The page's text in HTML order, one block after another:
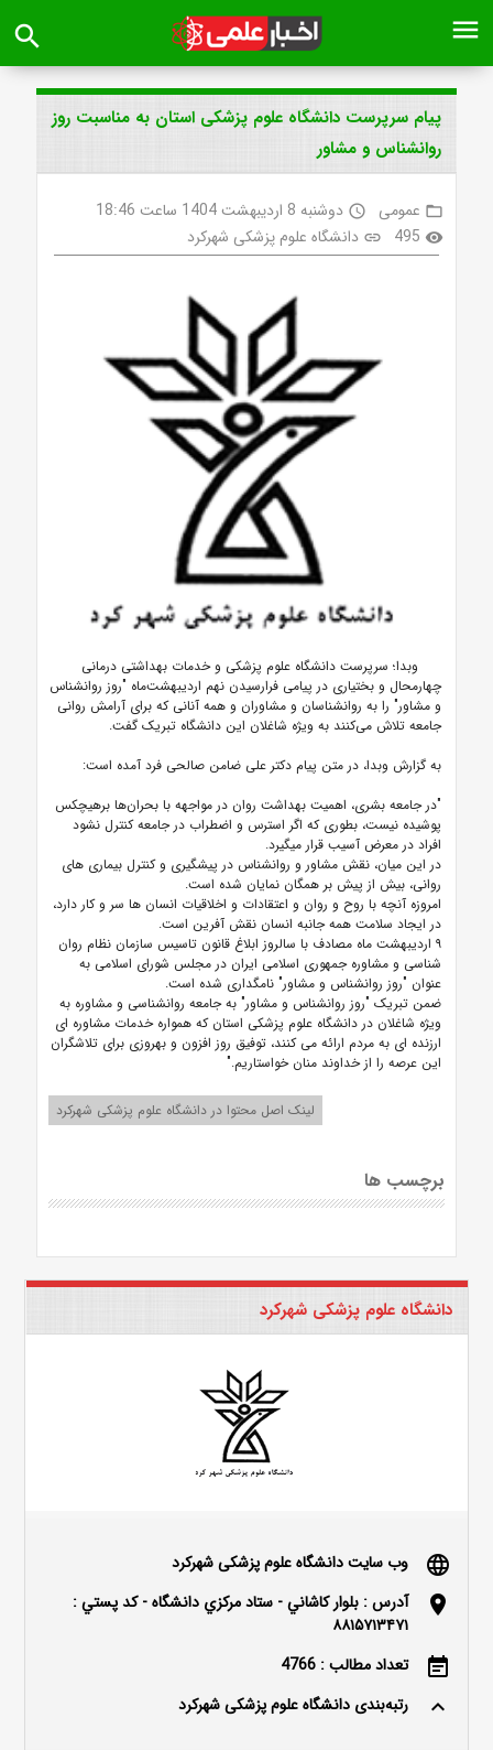
menu
search
پیام سرپرست دانشگاه علوم پزشکی استان به مناسبت روز
روانشناس و مشاور
folder_open عمومی access_time دوشنبه 8 اردیبهشت 1404 ساعت 18:46
visibility
495
link دانشگاه علوم پزشکی شهرکرد
وبدا؛ سرپرست دانشگاه علوم پزشکی و خدمات بهداشتی درمانی
چهارمحال و بختیاری در پیامی فرارسیدن نهم اردیبهشت‌ماه "روز روانشناس
و مشاور" را به روانشناسان و مشاوران و همه آنانی که برای آرامش روانی
جامعه تلاش می‌کنند به ویژه شاغلان این دانشگاه تبریک گفت.
به گزارش وبدا، در متن پیام دکتر علی ضامن صالحی فرد آمده است:
"در جامعه بشری، اهمیت بهداشت روان در مواجهه با بحران‌ها برهیچکس
پوشیده نیست، بطوری که اگر استرس و اضطراب در جامعه کنترل نشود
افراد در معرض آسیب قرار میگیرد.
در این میان، نقش مشاور و روانشناس در پیشگیری و کنترل بیماری های
روانی، بیش از پیش بر همگان نمایان شده است.
امروزه آنچه با روح و روان و اعتقادات و اخلاقیات انسان ها سر و کار دارد،
در ایجاد سلامت همه جانبه انسان نقش آفرین است.
۹ اردیبهشت ماه مصادف با سالروز ابلاغ قانون تاسیس سازمان نظام روان
شناسی و مشاوره جمهوری اسلامی ایران در مجلس شورای اسلامی به
عنوان "روز روانشناس و مشاور" نامگداری شده است.
ضمن تبریک "روز روانشناس و مشاور" به جامعه روانشناسی و مشاوره به
ویژه شاغلان در دانشگاه علوم پزشکی استان که همواره خدمات مشاوره ای
ارزنده ای به مردم ارائه می کنند، توفیق روز افزون و بهروزی برای تلاشگران
این عرصه را از خداوند منان خواستاریم."
لینک اصل محتوا در دانشگاه علوم پزشکی شهرکرد
برچسب ها
دانشگاه علوم پزشکی شهرکرد
language وب سایت دانشگاه علوم پزشکی شهرکرد
location_on
آدرس : بلوار كاشاني - ستاد مركزي دانشگاه - كد پستي :
۸۸۱۵۷۱۳۴۷۱
event_note تعداد مطالب : 4766
keyboard_arrow_up رتبه‌بندی دانشگاه علوم پزشکی شهرکرد